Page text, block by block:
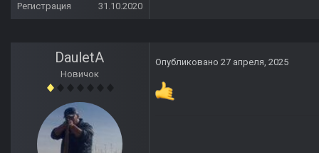
Регистрация
31.10.2020
DauletA
Новичок
Опубликовано 27 апреля, 2025